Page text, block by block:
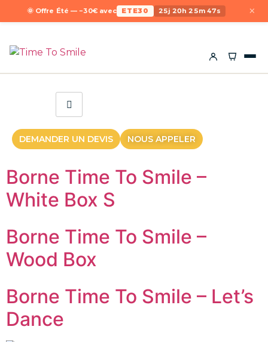
🌞 Offre Été — −30€ avec ETE30 25j 20h 25m 47s ×
DEMANDER UN DEVIS NOUS APPELER
Borne Time To Smile –
White Box S
Borne Time To Smile –
Wood Box
Borne Time To Smile – Let’s
Dance